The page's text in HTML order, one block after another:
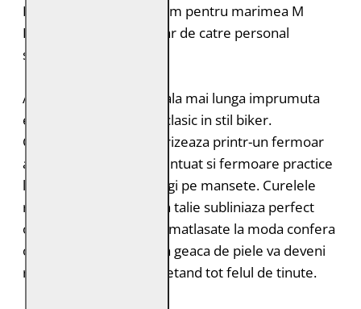
Lungimea manecii: 63 cm pentru marimea M
Intretinere: Spalare doar de catre personal
specializat
Aceasta jacheta cu croiala mai lunga imprumuta
elemente din modelul clasic in stil biker.
GWAdvance se caracterizeaza printr-un fermoar
asimetric, un guler accentuat si fermoare practice
la buzunare si extra lungi pe mansete. Curelele
reglabile cu catarama in talie subliniaza perfect
orice silueta. Portiunile matlasate la moda confera
o nota speciala. Aceasta geaca de piele va deveni
rapid favorita ta, completand tot felul de tinute.